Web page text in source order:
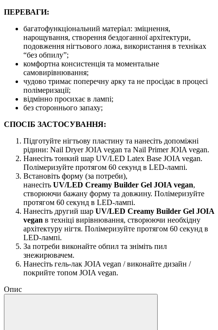
ПЕРЕВАГИ:
багатофункціональний матеріал: зміцнення,
нарощування, створення бездоганної архітектури,
подовження нігтьового ложа, використання в техніках
“без обпилу”;
комфортна консистенція та моментальне
самовирівнювання;
чудово тримає поперечну арку та не просідає в процесі
полімеризації;
відмінно просихає в лампі;
без стороннього запаху;
СПОСІБ ЗАСТОСУВАННЯ:
Підготуйте нігтьову пластину та нанесіть допоміжні
рідини: Nail Dryer JOIA vegan та Nail Primer JOIA vegan.
Нанесіть тонкий шар UV/LED Latex Base JOIA vegan.
Полімеризуйте протягом 60 секунд в LED-лампі.
Встановіть форму (за потреби),
нанесіть UV/LED Creamy Builder Gel JOIA vegan,
створюючи бажану форму та довжину. Полімеризуйте
протягом 60 секунд в LED-лампі.
Нанесіть другий шар UV/LED Creamy Builder Gel JOIA
vegan в техніці вирівнювання, створюючи необхідну
архітектуру нігтя. Полімеризуйте протягом 60 секунд в
LED-лампі.
За потреби виконайте обпил та зніміть пил
знежирювачем.
Нанесіть гель-лак JOIA vegan / виконайте дизайн /
покрийте топом JOIA vegan.
Опис